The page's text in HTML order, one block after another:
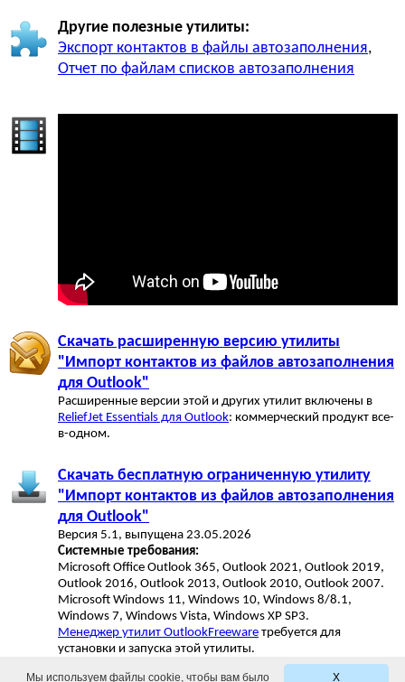
Другие полезные утилиты:
Экспорт контактов в файлы автозаполнения,
Отчет по файлам списков автозаполнения
Скачать расширенную версию утилиты
"Импорт контактов из файлов автозаполнения
для Outlook"
Расширенные версии этой и других утилит включены в
ReliefJet Essentials для Outlook: коммерческий продукт все-
в-одном.
Скачать бесплатную ограниченную утилиту
"Импорт контактов из файлов автозаполнения
для Outlook"
Версия 5.1, выпущена 23.05.2026
Системные требования:
Microsoft Office Outlook 365, Outlook 2021, Outlook 2019,
Outlook 2016, Outlook 2013, Outlook 2010, Outlook 2007.
Microsoft Windows 11, Windows 10, Windows 8/8.1,
Windows 7, Windows Vista, Windows XP SP3.
Менеджер утилит OutlookFreeware требуется для
установки и запуска этой утилиты.
X
Мы используем файлы cookie, чтобы вам было